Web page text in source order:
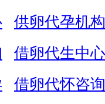
供卵代孕机构
借卵代生中心
借卵代怀咨询